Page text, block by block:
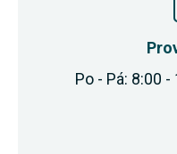
Po - Pá: 8:00